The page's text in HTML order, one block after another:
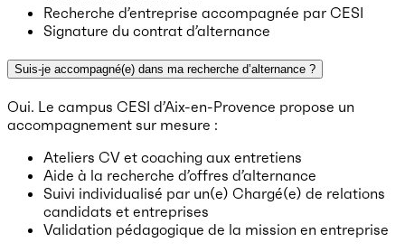
Recherche d’entreprise accompagnée par CESI
Signature du contrat d’alternance
Suis-je accompagné(e) dans ma recherche d’alternance ?
Oui. Le campus CESI d’Aix-en-Provence propose un
accompagnement sur mesure :
Ateliers CV et coaching aux entretiens
Aide à la recherche d’offres d’alternance
Suivi individualisé par un(e) Chargé(e) de relations
candidats et entreprises
Validation pédagogique de la mission en entreprise